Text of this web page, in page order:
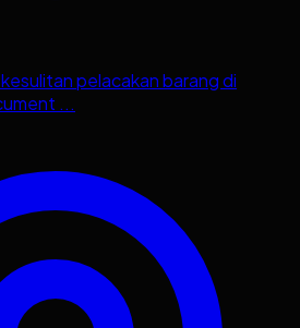
pelacakan barang di
...